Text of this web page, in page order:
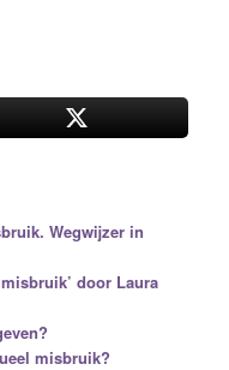
Wegwijzer in
door Laura
misbruik?